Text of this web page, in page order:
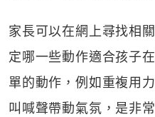
家長可以在網上尋找相
定哪一些動作適合孩子
單的動作，例如重複用
叫喊聲帶動氣氛，是非